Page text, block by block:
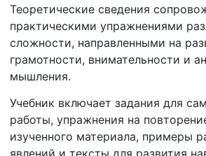
Теоретические сведения
практическими упражнениями
сложности, направленными на
грамотности, внимательности и
мышления.
Учебник включает задания для
работы, упражнения на
изученного материала, примеры
явлений и тексты для развития